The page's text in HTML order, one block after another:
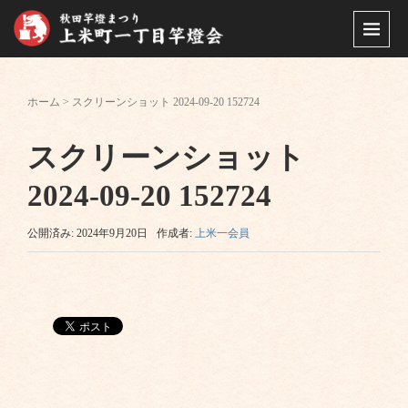
ホーム > スクリーンショット 2024-09-20 152724
スクリーンショット
2024-09-20 152724
公開済み: 2024年9月20日 作成者: 上米一会員